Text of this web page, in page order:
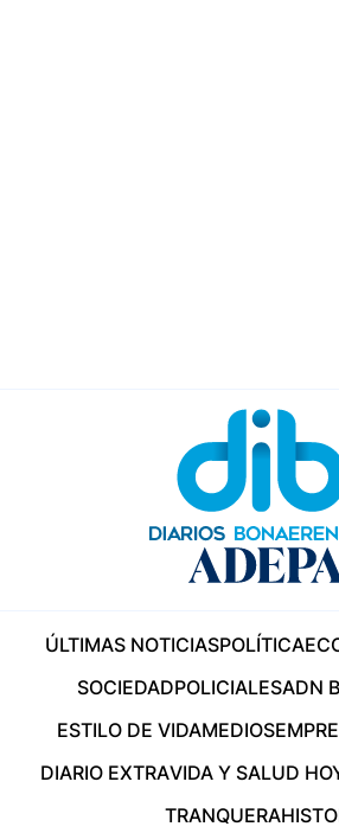
ÚLTIMAS NOTICIASPOLÍTICA
SOCIEDADPOLICIALESADN
ESTILO DE VIDAMEDIOS
DIARIO EXTRAVIDA Y SALUD
TRANQUERA